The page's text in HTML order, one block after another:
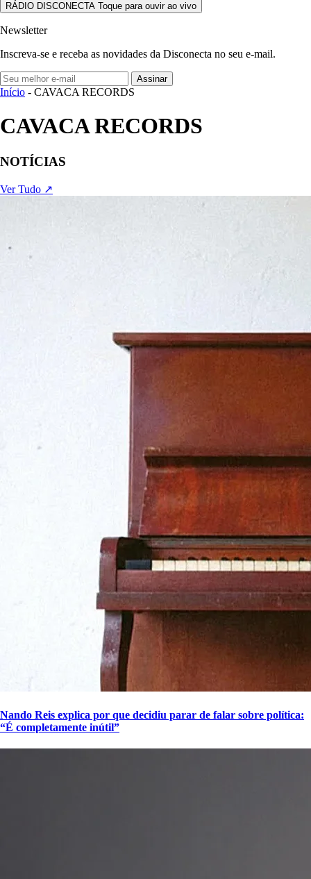
RÁDIO DISCONECTA Toque para ouvir ao vivo
Newsletter
Inscreva-se e receba as novidades da Disconecta no seu e-mail.
Assinar
Início - CAVACA RECORDS
CAVACA RECORDS
NOTÍCIAS
Ver Tudo ↗
Nando Reis explica por que decidiu parar de falar sobre política:
“É completamente inútil”